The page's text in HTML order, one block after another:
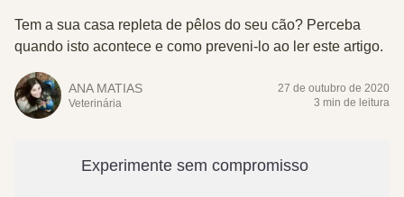
Tem a sua casa repleta de pêlos do seu cão? Perceba
quando isto acontece e como preveni-lo ao ler este artigo.
ANA MATIAS
Veterinária
27 de outubro de 2020
3 min de leitura
Experimente sem compromisso